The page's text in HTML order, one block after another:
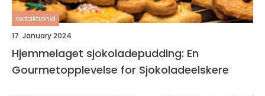
redaktionel
17. January 2024
Hjemmelaget sjokoladepudding: En
Gourmetopplevelse for Sjokoladeelskere